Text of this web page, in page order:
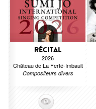
RÉCITAL
2026
Château de La Ferté-Imbault
Compositeurs divers